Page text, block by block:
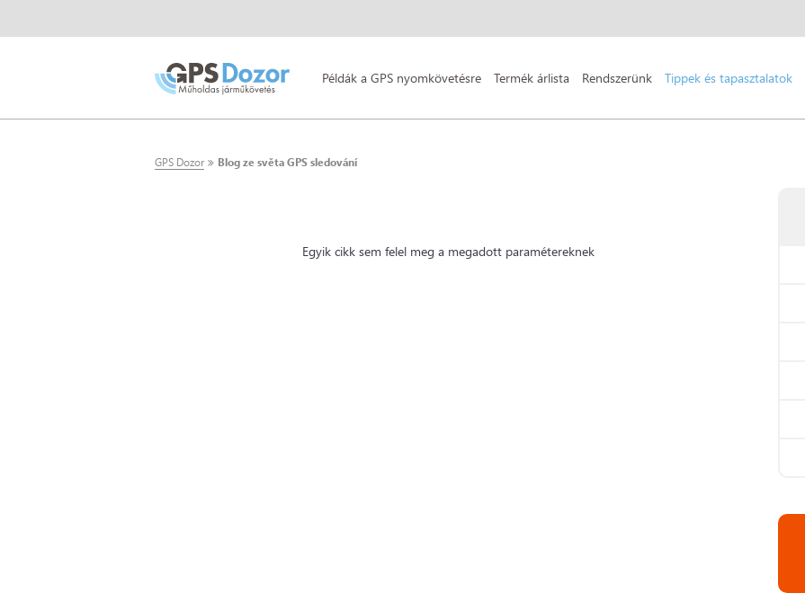
Példák a GPS nyomkövetésre Termék árlista Rendszerünk Tippek és tapasztalatok
GPS Dozor Blog ze světa GPS sledování
Egyik cikk sem felel meg a megadott paramétereknek